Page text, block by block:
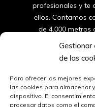
Gestionar
de las
Para ofrecer las mejores
las cookies para almacenar
dispositivo. El
procesar datos como el
profesionales y te
ellos. Contamos
de 4.000 metros
furgonetas y
96